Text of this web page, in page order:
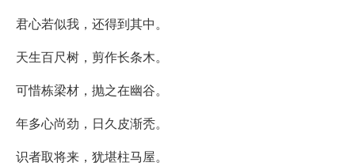
君心若似我，还得到其中。
天生百尺树，剪作长条木。
可惜栋梁材，抛之在幽谷。
年多心尚劲，日久皮渐秃。
识者取将来，犹堪柱马屋。